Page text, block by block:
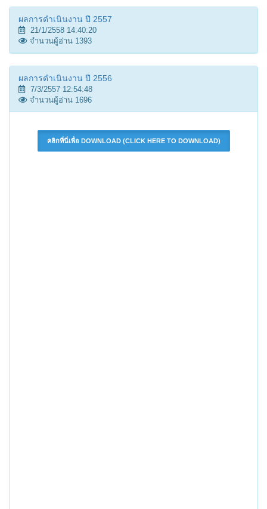
ผลการดำเนินงาน ปี 2557
21/1/2558 14:40:20
จำนวนผู้อ่าน 1393
ผลการดำเนินงาน ปี 2556
7/3/2557 12:54:48
จำนวนผู้อ่าน 1696
คลิกที่นี่เพื่อ DOWNLOAD (CLICK HERE TO DOWNLOAD)